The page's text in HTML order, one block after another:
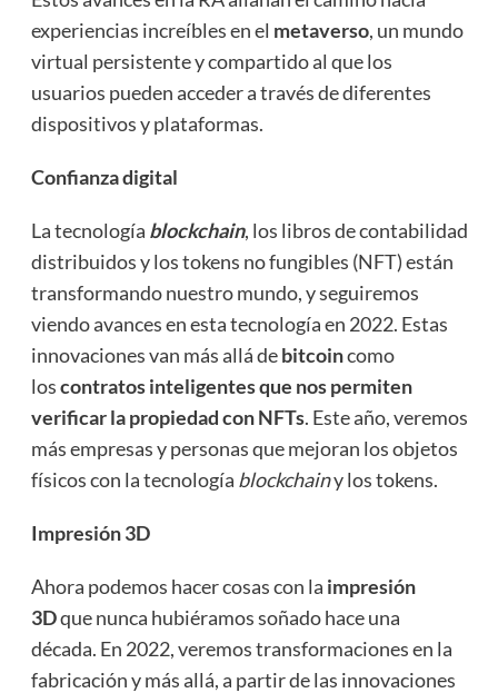
experiencias increíbles en el metaverso, un mundo
virtual persistente y compartido al que los
usuarios pueden acceder a través de diferentes
dispositivos y plataformas.
Confianza digital
La tecnología blockchain, los libros de contabilidad
distribuidos y los tokens no fungibles (NFT) están
transformando nuestro mundo, y seguiremos
viendo avances en esta tecnología en 2022. Estas
innovaciones van más allá debitcoincomo
loscontratos inteligentes que nos permiten
verificar la propiedad con NFTs. Este año, veremos
más empresas y personas que mejoran los objetos
físicos con la tecnología blockchainy los tokens.
Impresión 3D
Ahora podemos hacer cosas con la impresión
3Dque nunca hubiéramos soñado hace una
década. En 2022, veremos transformaciones en la
fabricación y más allá, a partir de las innovaciones